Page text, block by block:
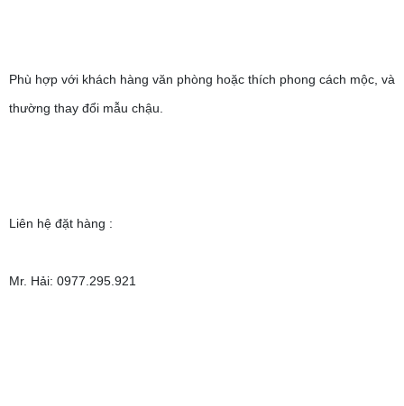
Phù hợp với khách hàng văn phòng hoặc thích phong cách mộc, và
thường thay đổi mẫu chậu.
Liên hệ đặt hàng :
Mr. Hải: 0977.295.921